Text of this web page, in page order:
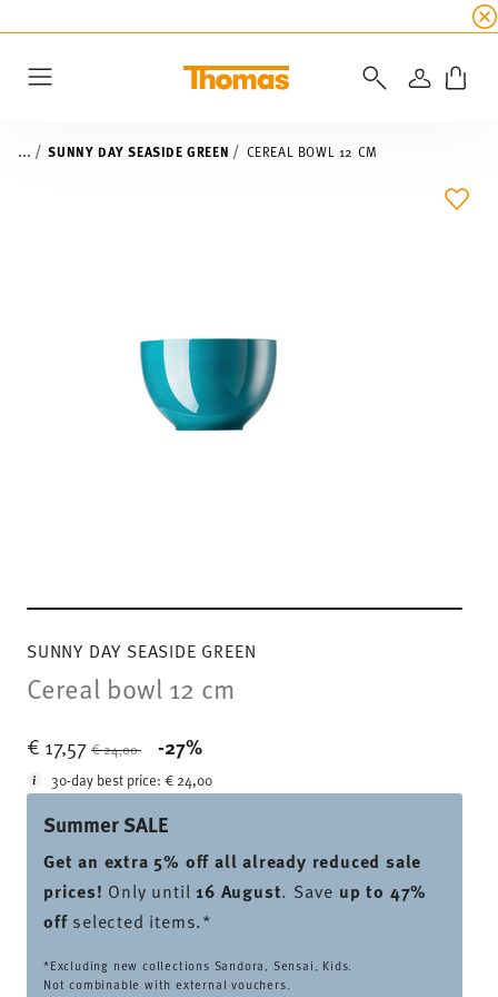
all
LOGIN
... SUNNY DAY SEASIDE GREEN CEREAL BOWL 12 CM
SUNNY DAY SEASIDE GREEN
Cereal bowl 12 cm
€ 17,57 Price reduced from
€ 24,00 -27%
30-day best price:€ 24,00
Summer SALE
Get an extra 5% off all already reduced sale
prices! Only until16 August. Save up to 47%
offselected items.*
*Excluding new collections Sandora, Sensai, Kids.
Not combinable with external vouchers.
ADD